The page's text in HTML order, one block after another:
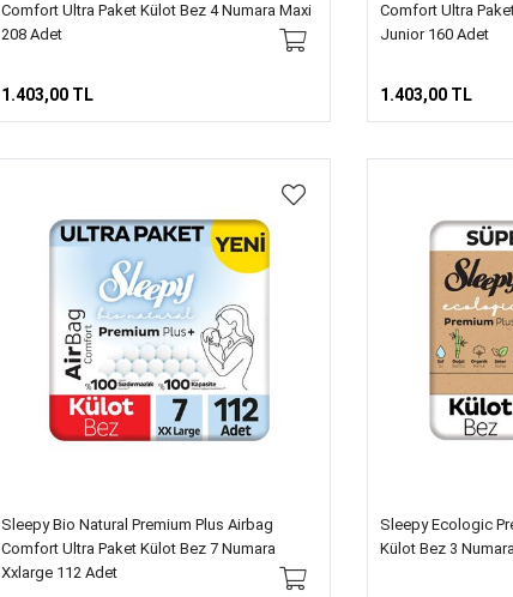
Comfort Ultra Paket Külot Bez 4 Numara Maxi
208 Adet
1.403,00 TL
Comfort Ultra
Junior 160 Adet
1.403,00 TL
Sleepy Bio Natural Premium Plus Airbag
Comfort Ultra Paket Külot Bez 7 Numara
Xxlarge 112 Adet
Sleepy Ecologic
Külot Bez 3